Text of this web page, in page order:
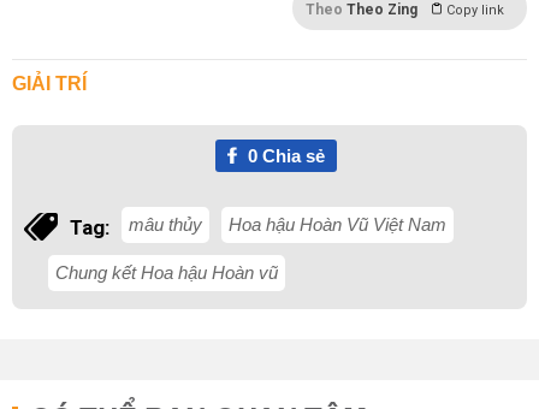
Theo Theo Zing Copy link
GIẢI TRÍ
0Chia sẻ
Tag: mâu thủy Hoa hậu Hoàn Vũ Việt Nam
Chung kết Hoa hậu Hoàn vũ